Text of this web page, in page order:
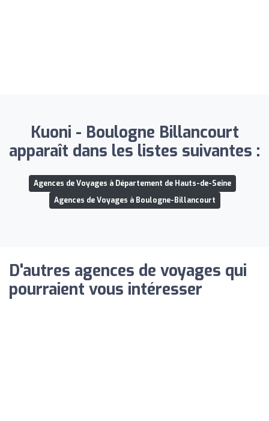
Kuoni - Boulogne Billancourt
apparaît dans les listes suivantes :
Agences de Voyages à Département de Hauts-de-Seine
Agences de Voyages à Boulogne-Billancourt
D'autres agences de voyages qui
pourraient vous intéresser